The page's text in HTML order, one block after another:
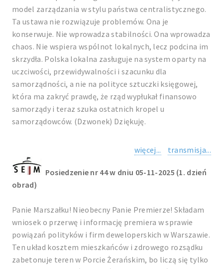
model zarządzania w stylu państwa centralistycznego.
Ta ustawa nie rozwiązuje problemów. Ona je
konserwuje. Nie wprowadza stabilności. Ona wprowadza
chaos. Nie wspiera wspólnot lokalnych, lecz podcina im
skrzydła. Polska lokalna zasługuje na system oparty na
uczciwości, przewidywalności i szacunku dla
samorządności, a nie na polityce sztuczki księgowej,
która ma zakryć prawdę, że rząd wypłukał finansowo
samorządy i teraz szuka ostatnich kropel u
samorządowców. (Dzwonek) Dziękuję.
więcej... transmisja...
Posiedzenie nr 44 w dniu 05-11-2025 (1. dzień
obrad)
Panie Marszałku! Nieobecny Panie Premierze! Składam
wniosek o przerwę i informację premiera w sprawie
powiązań polityków i firm deweloperskich w Warszawie.
Ten układ kosztem mieszkańców i zdrowego rozsądku
zabetonuje teren w Porcie Żerańskim, bo liczą się tylko